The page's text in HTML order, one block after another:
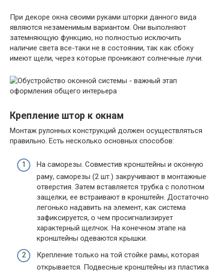
При декоре окна своими руками шторки данного вида
являются незаменимым вариантом. Они выполняют
затемняющую функцию, но полностью исключить
наличие света все-таки не в состоянии, так как сбоку
имеют щели, через которые проникают солнечные лучи.
Крепление штор к окнам
Монтаж рулонных конструкций должен осуществляться
правильно. Есть несколько основных способов:
На саморезы. Совместив кронштейны и оконную
раму, саморезы (2 шт.) закручивают в монтажные
отверстия. Затем вставляется трубка с полотном
защелки, ее встраивают в кронштейн. Достаточно
легонько надавить на элемент, как система
зафиксируется, о чем просигнализирует
характерный щелчок. На конечном этапе на
кронштейны одеваются крышки.
Крепление только на той стойке рамы, которая
открывается. Подвесные кронштейны из пластика